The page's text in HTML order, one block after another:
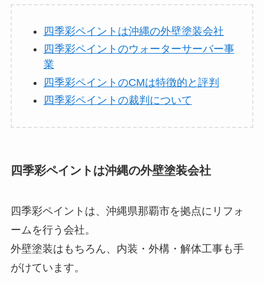
四季彩ペイントは沖縄の外壁塗装会社
四季彩ペイントのウォーターサーバー事
業
四季彩ペイントのCMは特徴的と評判
四季彩ペイントの裁判について
四季彩ペイントは沖縄の外壁塗装会社
四季彩ペイントは、沖縄県那覇市を拠点にリフォ
ームを行う会社。
外壁塗装はもちろん、内装・外構・解体工事も手
がけています。